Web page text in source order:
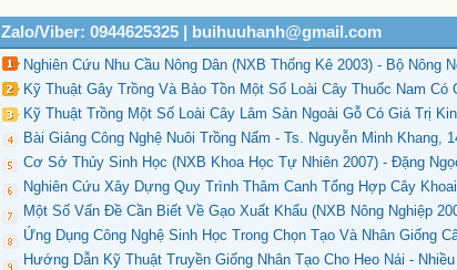
Zalo/Viber: 0944625325 | buihuuhanh@gmail.com
Nghiên Cứu Nhu Cầu Nông Dân (NXB Thống Kê 2003) - Bộ Nông
Kỹ Thuật Gây Trồng Và Bảo Tồn Một Số Loài Cây Thuốc Nam Có
Kỹ Thuật Trồng Một Số Loài Cây Lâm Sản Ngoài Gỗ Có Giá Trị
Bài Giảng Công Nghệ Nuôi Trồng Nấm - Ts. Nguyễn Minh Khang,
Cơ Sở Thủy Sinh Học (NXB Khoa Học Tự Nhiên 2007) - Đặng
Nghiên Cứu Xây Dựng Quy Trình Thâm Canh Tổng Hợp Cây
Một Số Vấn Đề Cần Biết Về Gạo Xuất Khẩu (NXB Nông Nghiệp
Ứng Dụng Công Nghệ Sinh Học Trong Chọn Tạo Và Nhân Giống
Hướng Dẫn Kỹ Thuật Truyền Giống Nhân Tạo Cho Heo Nái -